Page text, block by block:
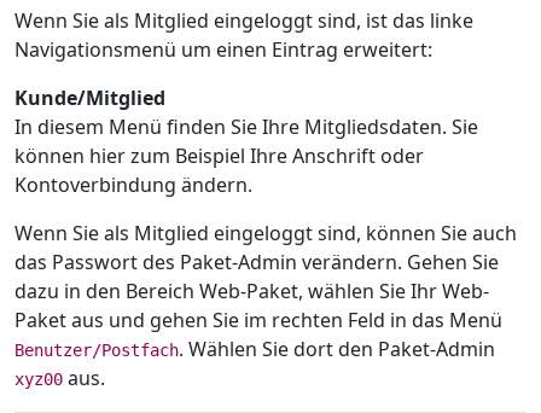
Wenn Sie als Mitglied eingeloggt sind, ist das linke
Navigationsmenü um einen Eintrag erweitert:
Kunde/Mitglied
In diesem Menü finden Sie Ihre Mitgliedsdaten. Sie
können hier zum Beispiel Ihre Anschrift oder
Kontoverbindung ändern.
Wenn Sie als Mitglied eingeloggt sind, können Sie auch
das Passwort des Paket-Admin verändern. Gehen Sie
dazu in den Bereich Web-Paket, wählen Sie Ihr Web-
Paket aus und gehen Sie im rechten Feld in das Menü
Benutzer/Postfach. Wählen Sie dort den Paket-Admin
xyz00 aus.